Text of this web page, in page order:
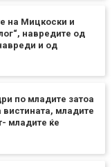
на Мицкоски и
навредите од
и од
по младите затоа
вистината, младите
младите ќе